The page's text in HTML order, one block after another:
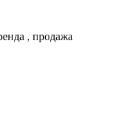
, продажа